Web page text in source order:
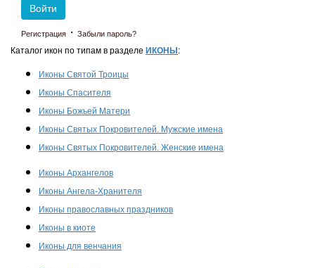
Войти
Регистрация · Забыли пароль?
Каталог икон по типам в разделе ИКОНЫ :
Иконы Святой Троицы
Иконы Спасителя
Иконы Божьей Матери
Иконы Святых Покровителей. Мужские имена
Иконы Святых Покровителей. Женские имена
Иконы Архангелов
Иконы Ангела-Хранителя
Иконы православных праздников
Иконы в киоте
Иконы для венчания